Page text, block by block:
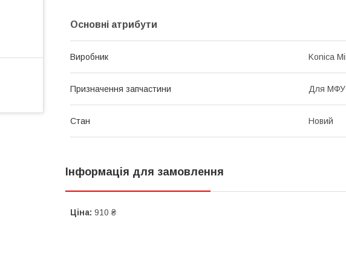
Основні атрибути
Виробник Konica
Призначення запчастини Для МФУ
Стан Новий
Інформація для замовлення
Ціна: 910 ₴